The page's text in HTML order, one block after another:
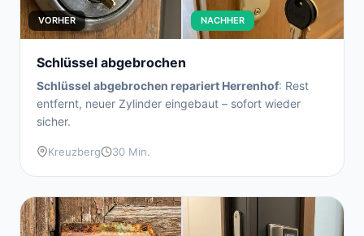
VORHER NACHHER
Schlüssel abgebrochen
Schlüssel abgebrochen repariert Herrenhof: Rest
entfernt, neuer Zylinder eingebaut – sofort wieder
sicher.
Kreuzberg 30 Min.